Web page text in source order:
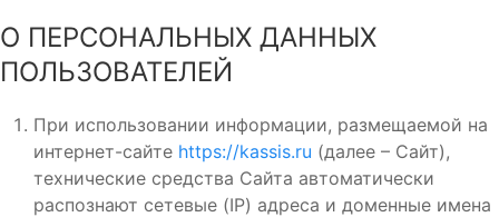
О ПЕРСОНАЛЬНЫХ ДАННЫХ
ПОЛЬЗОВАТЕЛЕЙ
При использовании информации, размещаемой на
интернет-сайте https://kassis.ru (далее – Сайт),
технические средства Сайта автоматически
распознают сетевые (IP) адреса и доменные имена